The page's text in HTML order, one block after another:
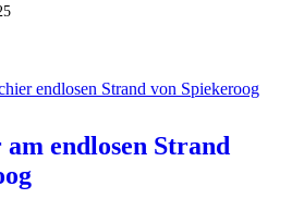
endlosen Strand